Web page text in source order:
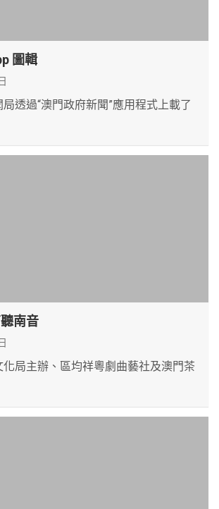
圖輯
局透過“澳門政府新聞”應用程式上載了
南音
化局主辦、區均祥粵劇曲藝社及澳門茶